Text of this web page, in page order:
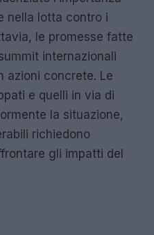
nella lotta contro i
le promesse fatte
internazionali
azioni concrete. Le
e quelli in via di
la situazione,
richiedono
gli impatti del